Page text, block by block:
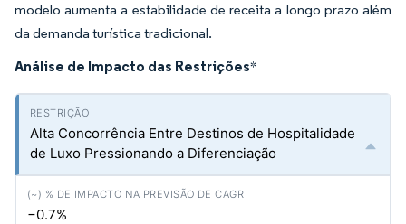
modelo aumenta a estabilidade de receita a longo prazo além
da demanda turística tradicional.
Análise de Impacto das Restrições*
Alta Concorrência Entre Destinos de Hospitalidade
de Luxo Pressionando a Diferenciação
−0.7%